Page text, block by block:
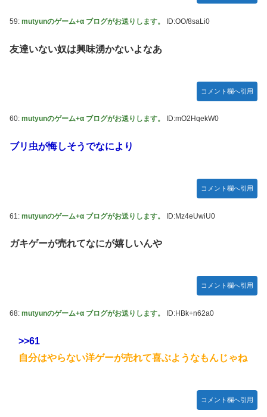
59: mutyunのゲーム+α ブログがお送りします。 ID:OO/8saLi0
友達いない奴は興味湧かないよなあ
コメント欄へ引用
60: mutyunのゲーム+α ブログがお送りします。 ID:mO2HqekW0
ブリ虫が悔しそうでなにより
コメント欄へ引用
61: mutyunのゲーム+α ブログがお送りします。 ID:Mz4eUwiU0
ガキゲーが売れてなにが嬉しいんや
コメント欄へ引用
68: mutyunのゲーム+α ブログがお送りします。 ID:HBk+n62a0
>>61
自分はやらない洋ゲーが売れて喜ぶようなもんじゃね
コメント欄へ引用